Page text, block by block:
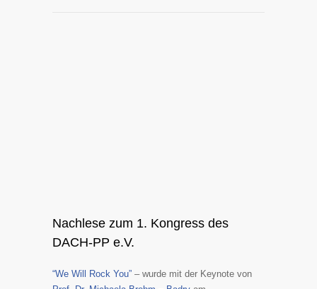
Nachlese zum 1. Kongress des
DACH-PP e.V.
“We Will Rock You” – wurde mit der Keynote von